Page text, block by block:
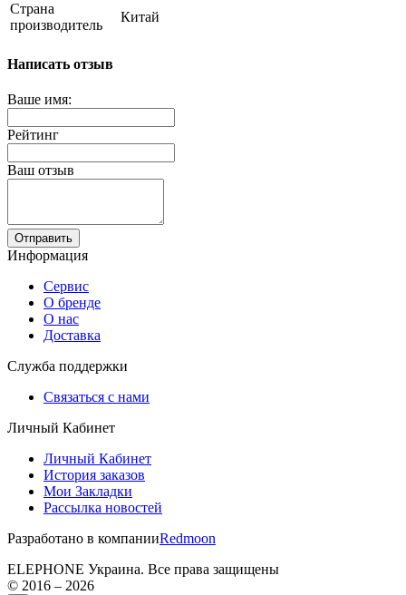
Страна
производитель
Китай
Написать отзыв
Ваше имя:
Рейтинг
Ваш отзыв
Отправить
Информация
Сервис
О бренде
О нас
Доставка
Служба поддержки
Связаться с нами
Личный Кабинет
Личный Кабинет
История заказов
Мои Закладки
Рассылка новостей
Разработано в компанииRedmoon
ELEPHONE Украина. Все права защищены
© 2016 – 2026